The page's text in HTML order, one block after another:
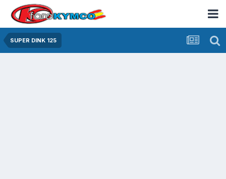
SUPER DINK 125